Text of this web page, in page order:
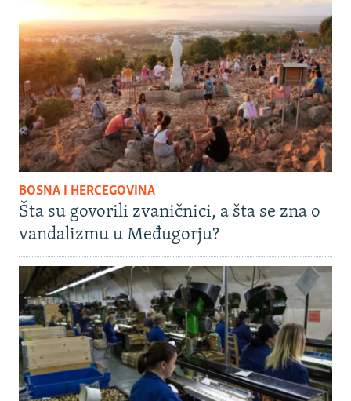
BOSNA I HERCEGOVINA
Šta su govorili zvaničnici, a šta se zna o
vandalizmu u Međugorju?